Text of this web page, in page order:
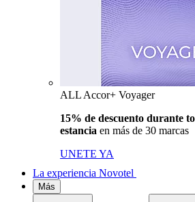
ALL Accor+ Voyager
15% de descuento durante
estancia en más de 30 marcas
UNETE YA
La experiencia Novotel
Más